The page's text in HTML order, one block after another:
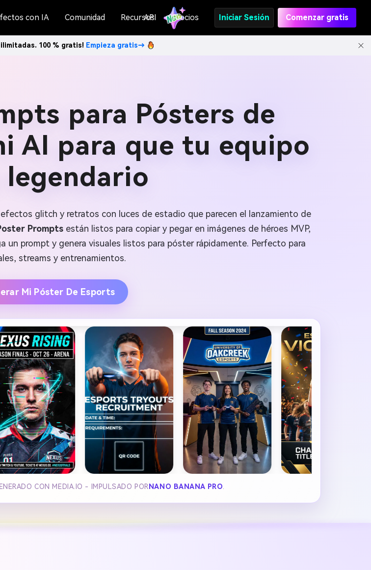
con IA Comunidad Recursos
API Precios Iniciar Sesión Comenzar gratis
100 % gratis! Empieza gratis→
para Pósters de
AI para que tu equipo
legendario
glitch y retratos con luces de estadio que parecen el lanzamiento de
Promptsestán listos para copiar y pegar en imágenes de héroes MVP,
un prompt y genera visuales listos para póster rápidamente. Perfecto para
streams y entrenamientos.
Mi Póster De Esports
CON MEDIA.IO - IMPULSADO POR NANO BANANA PRO